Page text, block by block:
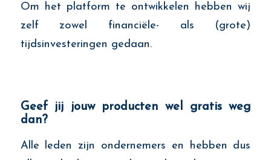
Om het platform te ontwikkelen hebben wij
zelf zowel financiële- als (grote)
tijdsinvesteringen gedaan.
Geef jij jouw producten wel gratis weg
dan?
Alle leden zijn ondernemers en hebben dus